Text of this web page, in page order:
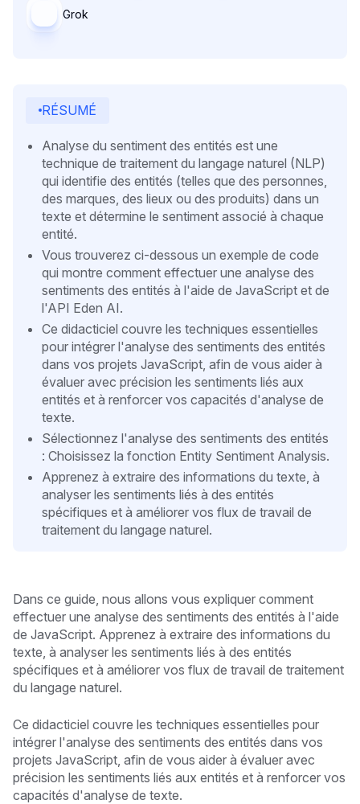
Grok
RÉSUMÉ
Analyse du sentiment des entités est une
technique de traitement du langage naturel (NLP)
qui identifie des entités (telles que des personnes,
des marques, des lieux ou des produits) dans un
texte et détermine le sentiment associé à chaque
entité.
Vous trouverez ci-dessous un exemple de code
qui montre comment effectuer une analyse des
sentiments des entités à l'aide de JavaScript et de
l'API Eden AI.
Ce didacticiel couvre les techniques essentielles
pour intégrer l'analyse des sentiments des entités
dans vos projets JavaScript, afin de vous aider à
évaluer avec précision les sentiments liés aux
entités et à renforcer vos capacités d'analyse de
texte.
Sélectionnez l'analyse des sentiments des entités
: Choisissez la fonction Entity Sentiment Analysis.
Apprenez à extraire des informations du texte, à
analyser les sentiments liés à des entités
spécifiques et à améliorer vos flux de travail de
traitement du langage naturel.
Dans ce guide, nous allons vous expliquer comment
effectuer une analyse des sentiments des entités à l'aide
de JavaScript. Apprenez à extraire des informations du
texte, à analyser les sentiments liés à des entités
spécifiques et à améliorer vos flux de travail de traitement
du langage naturel.
Ce didacticiel couvre les techniques essentielles pour
intégrer l'analyse des sentiments des entités dans vos
projets JavaScript, afin de vous aider à évaluer avec
précision les sentiments liés aux entités et à renforcer vos
capacités d'analyse de texte.